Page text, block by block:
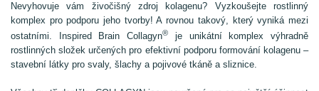
Nevyhovuje vám živočišný zdroj kolagenu? Vyzkoušejte rostlinný
komplex pro podporu jeho tvorby! A rovnou takový, který vyniká mezi
ostatními. Inspired Brain Collagyn®
je unikátní komplex výhradně
rostlinných složek určených pro efektivní podporu formování kolagenu –
stavební látky pro svaly, šlachy a pojivové tkáně a sliznice.